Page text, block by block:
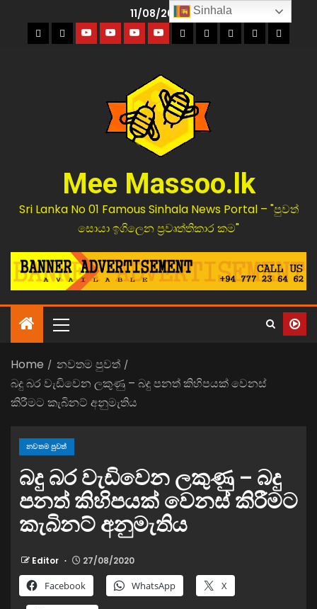
11/08/2026
Mee Massoo.lk
Sri Lanka No 01 Famous Sinhala News Portal – "පුවත්
සොයා ඉගිලෙන ප්‍රවෘත්තිකාර කම"
Home
නවතම පුවත්
බදු බර වැඩිවෙන ලකුණු – බදු පනත් කිහිපයක් වෙනස්
කිරීමට කැබිනට් අනුමැතිය
නවතම පුවත්
බදු බර වැඩිවෙන ලකුණු – බදු
පනත් කිහිපයක් වෙනස් කිරීමට
කැබිනට් අනුමැතිය
Editor 27/08/2020
Facebook WhatsApp X
Sinhala